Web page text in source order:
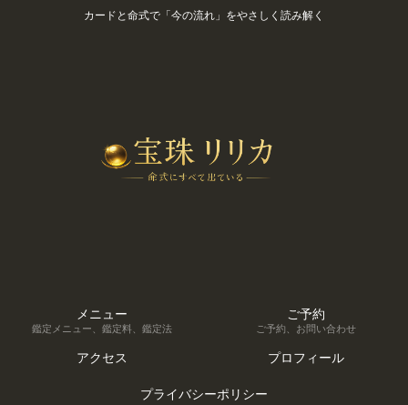
カードと命式で「今の流れ」をやさしく読み解く
メニュー
鑑定メニュー、鑑定料、鑑定法
ご予約
ご予約、お問い合わせ
アクセス プロフィール
プライバシーポリシー